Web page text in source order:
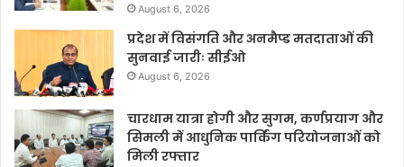
August 6, 2026
प्रदेश में विसंगति और अनमैप्ड मतदाताओं की
सुनवाई जारीः सीईओ
August 6, 2026
चारधाम यात्रा होगी और सुगम, कर्णप्रयाग और
सिमली में आधुनिक पार्किंग परियोजनाओं को
मिली रफ्तार